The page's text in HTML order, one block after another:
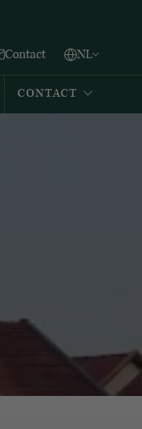
Contact NL
Español
CONTACT